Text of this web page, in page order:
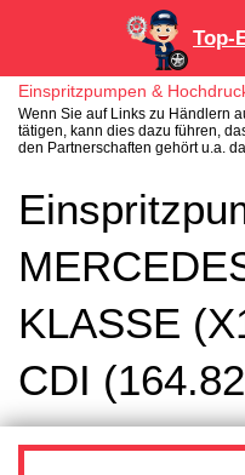
Top-
Einspritzpumpen &
Wenn Sie auf Links zu Händlern
tätigen, kann dies dazu führen,
den Partnerschaften gehört u.a.
KLASSE
CDI